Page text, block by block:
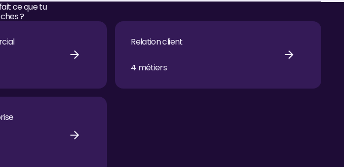
ce que tu
?
Relation client
4 métiers